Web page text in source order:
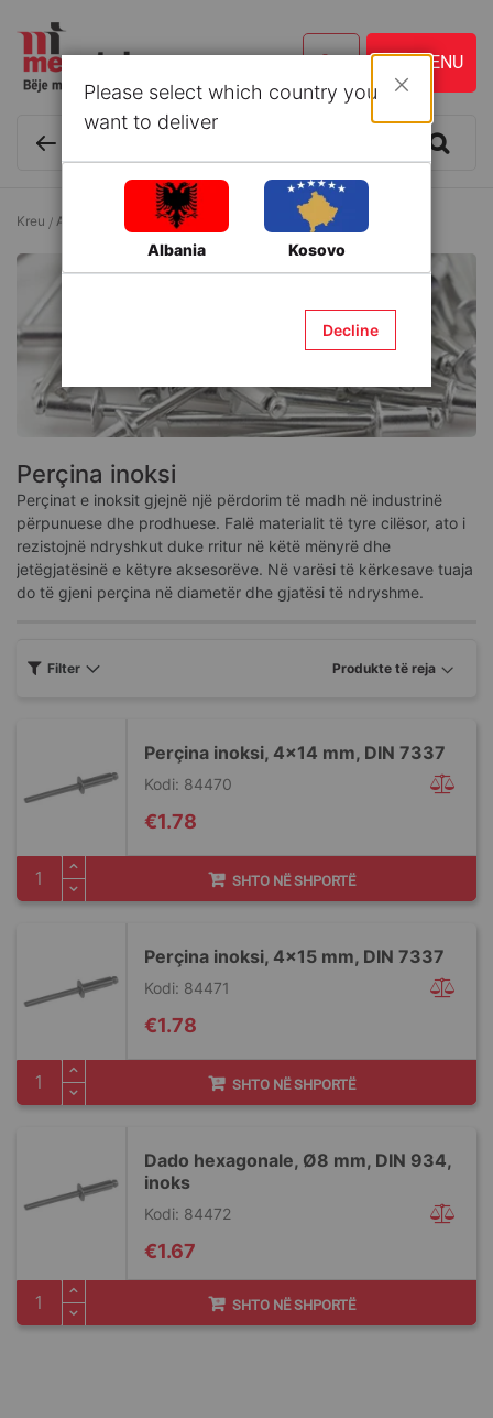
Kreu Aksesorë metali (Hardware) Perçina inoksi
Perçina inoksi
Perçinat e inoksit gjejnë një përdorim të madh në industrinë
përpunuese dhe prodhuese. Falë materialit të tyre cilësor, ato i
rezistojnë ndryshkut duke rritur në këtë mënyrë dhe
jetëgjatësinë e këtyre aksesorëve. Në varësi të kërkesave tuaja
do të gjeni perçina në diametër dhe gjatësi të ndryshme.
Perçina inoksi, 4x14 mm, DIN 7337
Kodi: 84470
€1.78
SHTO NË SHPORTË
Perçina inoksi, 4x15 mm, DIN 7337
Kodi: 84471
€1.78
SHTO NË SHPORTË
Dado hexagonale, Ø8 mm, DIN 934,
inoks
Kodi: 84472
€1.67
SHTO NË SHPORTË
Filter
Please select which country you
want to deliver
Albania Kosovo
Decline